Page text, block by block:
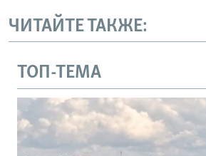
ЧИТАЙТЕ ТАКЖЕ:
ТОП-ТЕМА